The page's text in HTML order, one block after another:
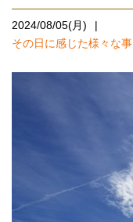
2024/08/05(月)
その日に感じた様々な事